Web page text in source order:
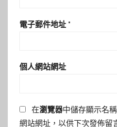
電子郵件地址 *
個人網站網址
在瀏覽器中儲存顯示名
網站網址，以供下次發佈留